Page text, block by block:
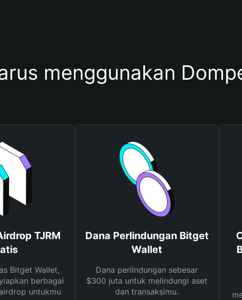
menggunakan
TJRM
Bitget Wallet,
berbagai
untukmu
Dana Perlindungan Bitget
Wallet
Dana perlindungan sebesar
$300 juta untuk melindungi aset
dan transaksimu.